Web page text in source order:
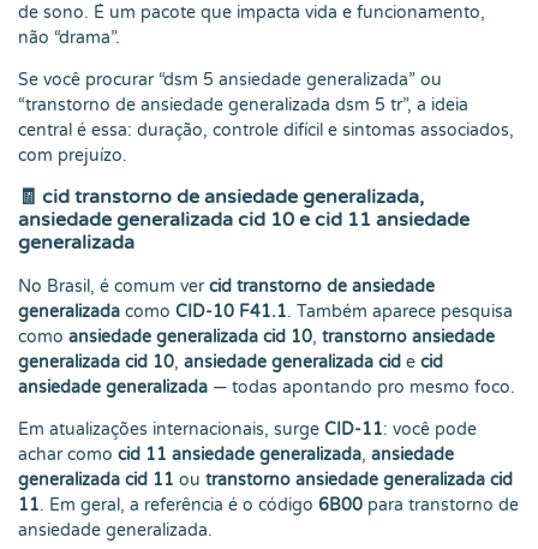
de sono. É um pacote que impacta vida e funcionamento,
não “drama”.
Se você procurar “dsm 5 ansiedade generalizada” ou
“transtorno de ansiedade generalizada dsm 5 tr”, a ideia
central é essa: duração, controle difícil e sintomas associados,
com prejuízo.
🧾 cid transtorno de ansiedade generalizada,
ansiedade generalizada cid 10 e cid 11 ansiedade
generalizada
No Brasil, é comum vercid transtorno de ansiedade
generalizada como CID-10 F41.1. Também aparece pesquisa
como ansiedade generalizada cid 10, transtorno ansiedade
generalizada cid 10, ansiedade generalizada cid e cid
ansiedade generalizada — todas apontando pro mesmo foco.
Em atualizações internacionais, surge CID-11: você pode
achar como cid 11 ansiedade generalizada, ansiedade
generalizada cid 11 ou transtorno ansiedade generalizada cid
11. Em geral, a referência é o código 6B00 para transtorno de
ansiedade generalizada.